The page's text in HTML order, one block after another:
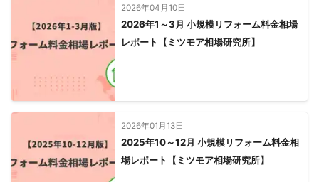
2026年04月10日
2026年1～3月 小規模リフォーム料金相場
レポート【ミツモア相場研究所】
2026年01月13日
2025年10～12月 小規模リフォーム料金相
場レポート【ミツモア相場研究所】